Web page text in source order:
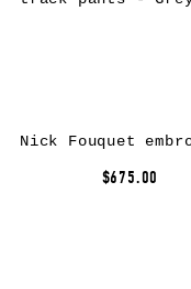
$675.00